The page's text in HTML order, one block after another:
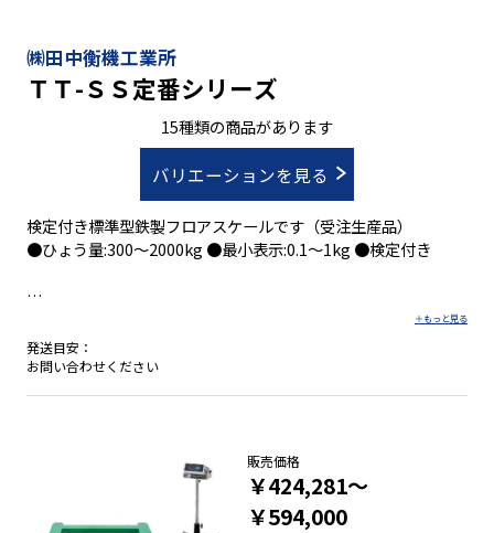
㈱田中衡機工業所
ＴＴ-ＳＳ定番シリーズ
15種類の商品があります
バリエーションを見る
検定付き標準型鉄製フロアスケールです（受注生産品）
●ひょう量:300～2000kg ●最小表示:0.1～1kg ●検定付き
●サイズとひょう量のタイプを絞った材質がＳＳ材のシリーズ
です。
発送目安：
お問い合わせください
販売価格
￥424,281～
￥594,000